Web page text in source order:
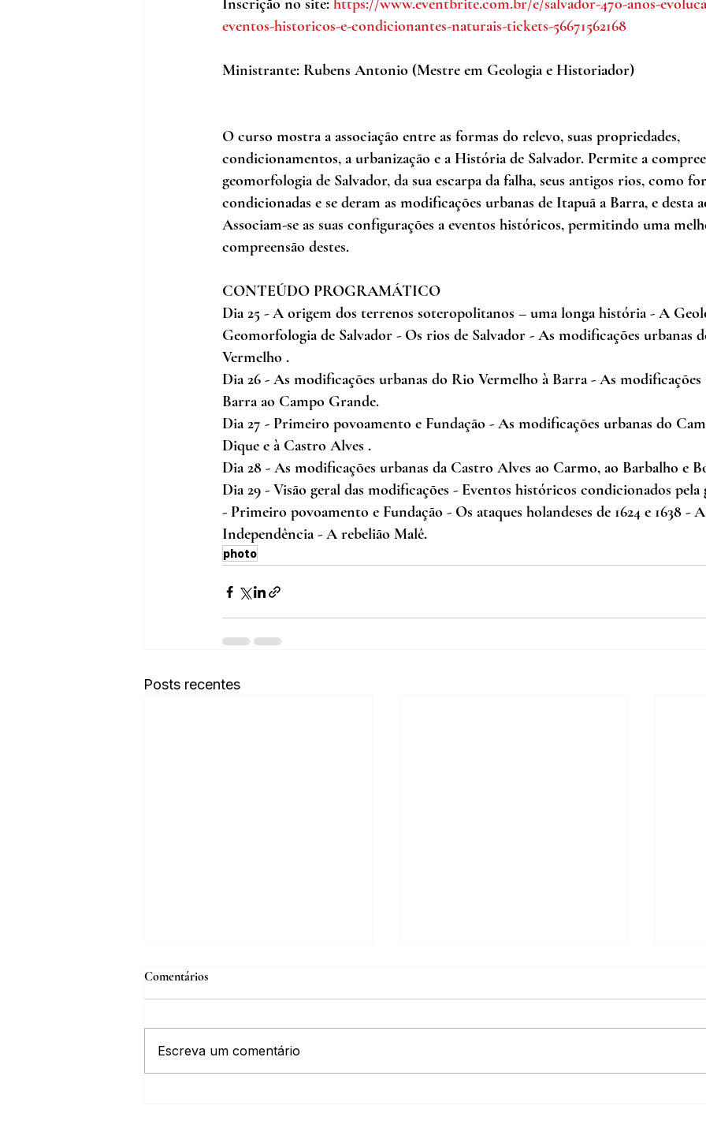
Inscrição no site: https://www.eventbrite.com.br/e/salvador-470-anos-
eventos-historicos-e-condicionantes-naturais-tickets-56671562168
Ministrante: Rubens Antonio (Mestre em Geologia e Historiador)
O curso mostra a associação entre as formas do relevo, suas propriedades,
condicionamentos, a urbanização e a História de Salvador. Permite a
geomorfologia de Salvador, da sua escarpa da falha, seus antigos rios, como
condicionadas e se deram as modificações urbanas de Itapuã a Barra, e desta
Associam-se as suas configurações a eventos históricos, permitindo uma
compreensão destes.
CONTEÚDO PROGRAMÁTICO
Dia 25 - A origem dos terrenos soteropolitanos – uma longa história - A
Geomorfologia de Salvador - Os rios de Salvador - As modificações urbanas
Vermelho .
Dia 26 - As modificações urbanas do Rio Vermelho à Barra - As modificações
Barra ao Campo Grande.
Dia 27 - Primeiro povoamento e Fundação - As modificações urbanas do
Dique e à Castro Alves .
Dia 28 - As modificações urbanas da Castro Alves ao Carmo, ao Barbalho e
Dia 29 - Visão geral das modificações - Eventos históricos condicionados
- Primeiro povoamento e Fundação - Os ataques holandeses de 1624 e 1638 -
Independência - A rebelião Malê.
photo
Posts recentes
Comentários
Escreva um comentário